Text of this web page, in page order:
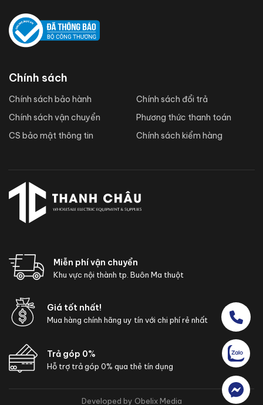
Chính sách
Chính sách bảo hành
Chính sách vận chuyển
CS bảo mật thông tin
Chính sách đổi trả
Phương thức thanh toán
Chính sách kiểm hàng
Miễn phí vận chuyển
Khu vực nội thành tp. Buôn Ma thuột
Giá tốt nhất!
Mua hàng chính hãng uy tín với chi phí rẻ nhất
Trả góp 0%
Hỗ trợ trả góp 0% qua thẻ tín dụng
Developed by Obelix Media